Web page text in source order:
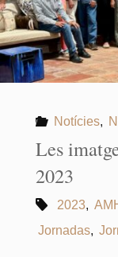
Notícies,
Les
2023
2023,
Jornadas,